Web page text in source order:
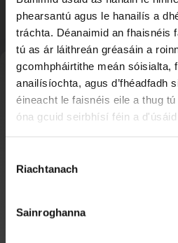
phearsantú agus le hanailís a
tráchta. Déanaimid an fhaisnéis
tú as ár láithreán gréasáin a
gcomhpháirtithe meán sóisialta,
anailísíochta, agus d’fhéadfadh
éineacht le faisnéis eile a thug
óna gcuid seirbhísí féin a
Toilithe
Riachtanach
Sainroghanna
Spáisirí
Nuachtlitir